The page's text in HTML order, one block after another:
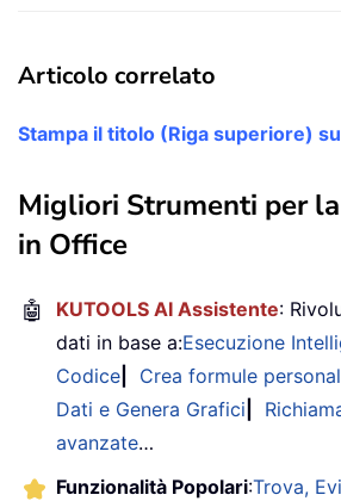
Articolo correlato
Stampa il titolo (Riga superiore)
Migliori Strumenti per
in Office
🤖 KUTOOLS AI Assistente:
dati in base a:Esecuzione
Codice
Crea formule
Dati e Genera Grafici
avanzate…
Funzionalità Popolari:Trova,